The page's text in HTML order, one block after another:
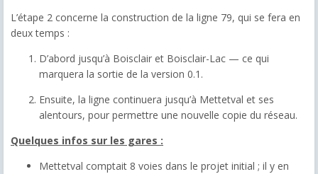
L’étape 2 concerne la construction de la ligne 79, qui se fera en
deux temps :
D’abord jusqu’à Boisclair et Boisclair-Lac — ce qui
marquera la sortie de la version 0.1.
Ensuite, la ligne continuera jusqu’à Mettetval et ses
alentours, pour permettre une nouvelle copie du réseau.
Quelques infos sur les gares :
Mettetval comptait 8 voies dans le projet initial ; il y en